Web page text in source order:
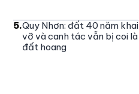
5.Quy Nhơn: đất 40 năm khai
vỡ và canh tác vẫn bị coi là
đất hoang